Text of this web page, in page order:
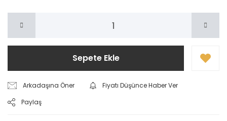
Sepete Ekle
Arkadaşına Öner
Fiyatı Düşünce Haber Ver
Paylaş